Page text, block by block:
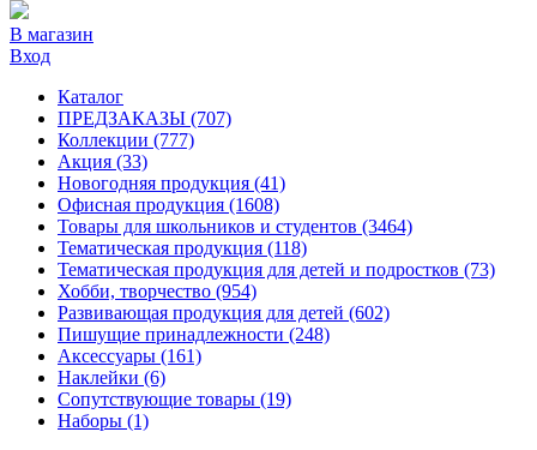
В магазин
Вход
Каталог
ПРЕДЗАКАЗЫ (707)
Коллекции (777)
Акция (33)
Новогодняя продукция (41)
Офисная продукция (1608)
Товары для школьников и студентов (3464)
Тематическая продукция (118)
Тематическая продукция для детей и подростков (73)
Хобби, творчество (954)
Развивающая продукция для детей (602)
Пишущие принадлежности (248)
Аксессуары (161)
Наклейки (6)
Сопутствующие товары (19)
Наборы (1)